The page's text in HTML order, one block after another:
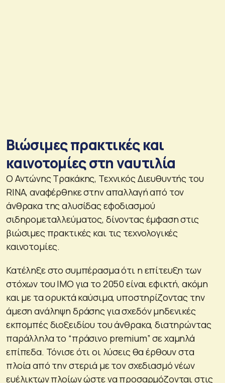
Βιώσιμες πρακτικές και
καινοτομίες στη ναυτιλία
Ο Αντώνης Τρακάκης, Τεχνικός Διευθυντής του
RINA, αναφέρθηκε στην απαλλαγή από τον
άνθρακα της αλυσίδας εφοδιασμού
σιδηρομεταλλεύματος, δίνοντας έμφαση στις
βιώσιμες πρακτικές και τις τεχνολογικές
καινοτομίες.
Κατέληξε στο συμπέρασμα ότι η επίτευξη των
στόχων του ΙΜΟ για το 2050 είναι εφικτή, ακόμη
και με τα ορυκτά καύσιμα, υποστηρίζοντας την
άμεση ανάληψη δράσης για σχεδόν μηδενικές
εκπομπές διοξειδίου του άνθρακα, διατηρώντας
παράλληλα το “πράσινο premium” σε χαμηλά
επίπεδα. Τόνισε ότι οι λύσεις θα έρθουν στα
πλοία από την στεριά με τον σχεδιασμό νέων
ευέλικτων πλοίων ώστε να προσαρμόζονται στις